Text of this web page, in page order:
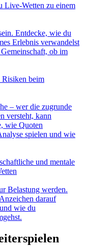
Live-Wetten zu einem
Entdecke, wie du
Erlebnis verwandelst
ob im
Risiken beim
– wer die zugrunde
versteht, kann
wie Quoten
spielen und wie
und mentale
Belastung werden.
darauf
wie du